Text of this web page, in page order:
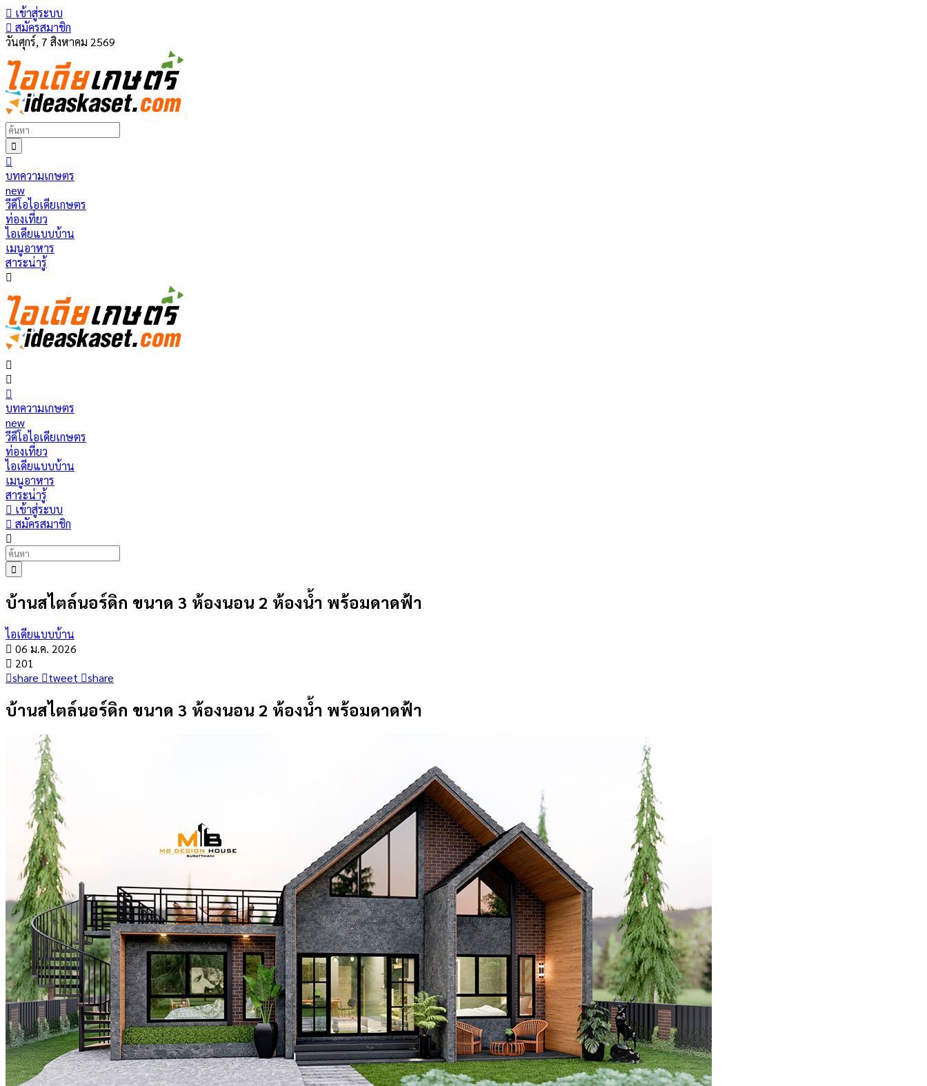
เข้าสู่ระบบ
สมัครสมาชิก
วันศุกร์, 7 สิงหาคม 2569
บทความเกษตร
new
วีดีโอไอเดียเกษตร
ท่องเที่ยว
ไอเดียแบบบ้าน
เมนูอาหาร
สาระน่ารู้
บทความเกษตร
new
วีดีโอไอเดียเกษตร
ท่องเที่ยว
ไอเดียแบบบ้าน
เมนูอาหาร
สาระน่ารู้
เข้าสู่ระบบ
สมัครสมาชิก
บ้านสไตล์นอร์ดิก ขนาด 3 ห้องนอน 2 ห้องน้ำ พร้อมดาดฟ้า
ไอเดียแบบบ้าน
06 ม.ค. 2026
201
share
tweet share
บ้านสไตล์นอร์ดิก ขนาด 3 ห้องนอน 2 ห้องน้ำ พร้อมดาดฟ้า